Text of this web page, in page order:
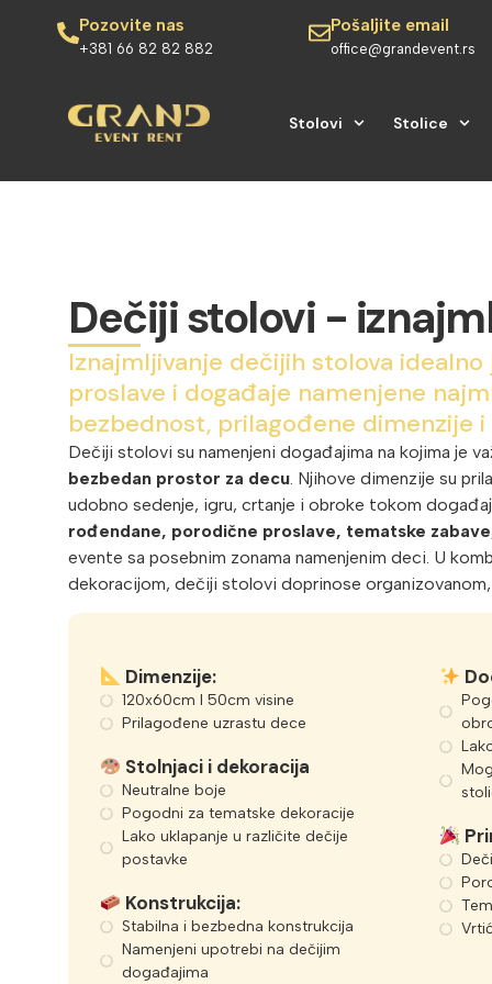
Pozovite nas
+381 66 82 82 882
Pošaljite email
office@grandevent.rs
Stolovi Stolice
Dečiji stolovi -
Iznajmljivanje dečijih stolova
proslave i događaje namenjene
bezbednost, prilagođene dimenzije
Dečiji stolovi su namenjeni događajima na kojima je
bezbedan prostor za decu. Njihove dimenzije su
udobno sedenje, igru, crtanje i obroke tokom
rođendane, porodične proslave, tematske
evente sa posebnim zonama namenjenim deci. U
dekoracijom, dečiji stolovi doprinose
Dimenzije:
120x60cm I 50cm visine
Prilagođene uzrastu dece
Stolnjaci i dekoracija
Neutralne boje
Pogodni za tematske dekoracije
Lako uklapanje u različite dečije
postavke
Konstrukcija:
Stabilna i bezbedna konstrukcija
Namenjeni upotrebi na dečijim
događajima